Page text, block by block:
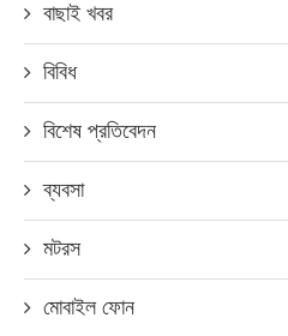
বাছাই খবর
বিবিধ
বিশেষ প্রতিবেদন
ব্যবসা
মটরস
মোবাইল ফোন